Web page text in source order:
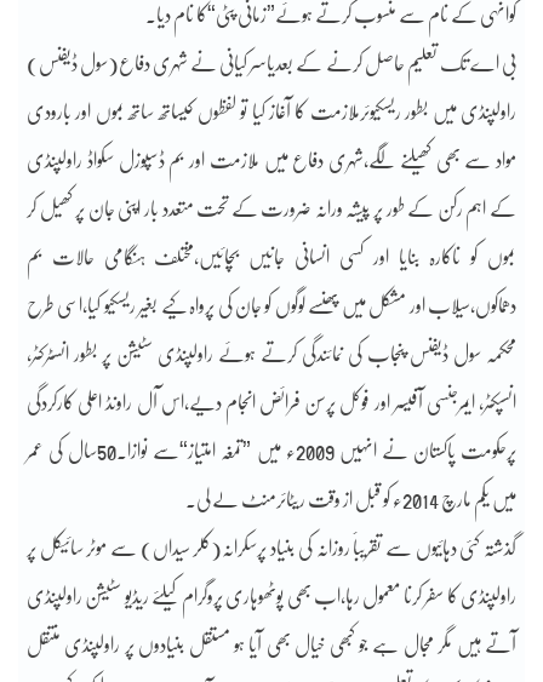
کوانہی کے نام سے منسوب کرتے ہوئے”زمانی پٹی“کا نام دیا۔
بی اے تک تعلیم حاصل کرنے کے بعدیاسر کیانی نے شہری دفاع(سول ڈیفنس)
راولپنڈی میں بطور ریسکیوئرملازمت کا آغاز کیا تو لفظوں کیساتھ ساتھ بموں اور بارودی
مواد سے بھی کھیلنے لگے،شہری دفاع میں ملازمت اور بم ڈسپوزل سکواڈ راولپنڈی
کے اہم رکن کے طور پر پیشہ ورانہ ضرورت کے تحت متعدد بار اپنی جان پر کھیل کر
بموں کو ناکارہ بنایا اور کسی انسانی جانیں بچائیں،مختلف ہنگامی حالات بم
دھماکوں،سیلاب اور مشکل میں پھنسے لوگوں کو جان کی پرواہ کیے بغیر ریسکیو کیا،اسی طرح
محکمہ سول ڈیفنس پنجاب کی نمائندگی کرتے ہوئے راولپنڈی سٹیشن پر بطور انسٹرکٹر،
انسپکٹر، ایمرجنسی آفیسر اور فوکل پرسن فرائض انجام دیے،اس آل راونڈ اعلی کارکردگی
پرحکومت پاکستان نے انہیں 2009ء میں ”تمغہ امتیاز“سے نوازا۔50سال کی عمر
میں یکم مارچ 2014ء کو قبل از وقت ریٹائرمنٹ لے لی۔
گذشتہ کئی دہائیوں سے تقریباََ روزانہ کی بنیاد پرسکرانہ(کلر سیداں) سے موٹر سائیکل پر
راولپنڈی کا سفر کرنا معمول رہا،اب بھی پوٹھوہاری پروگرام کیلئے ریڈیو سٹیشن راولپنڈی
آتے ہیں مگر مجال ہے جو کبھی خیال بھی آیا ہو مستقل بنیادوں پر راولپنڈی منتقل